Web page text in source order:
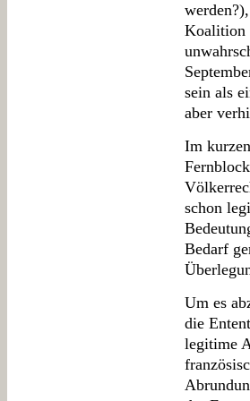
Koalition
sein als
aber
Im
schon
Bedarf
Um es
die
legitime